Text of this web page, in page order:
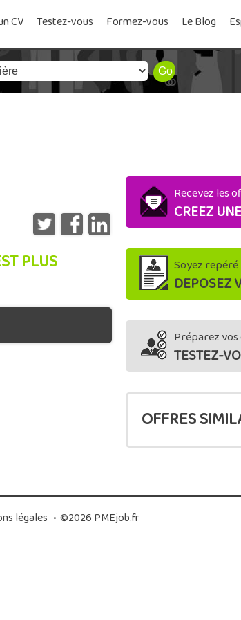
CV Testez-vous Formez-vous Le Blog
PLUS
Recevez les
CREEZ
Soyez
DEPOSEZ
Préparez
TESTEZ-
OFFRES
légales • ©2026 PMEjob.fr